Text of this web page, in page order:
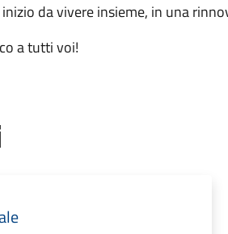
da vivere insieme, in una
a tutti voi!